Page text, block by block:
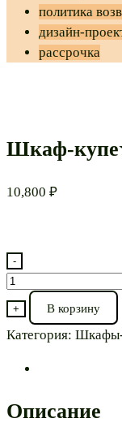
политика
дизайн-
рассрочка
Шкаф-
10,800 ₽
-
Количество
товара
Шкаф-
купе⭐”Евро
+ В корзину
Категория:
Описание